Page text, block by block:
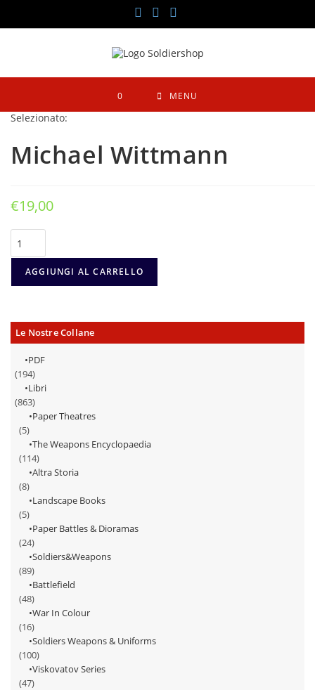
contenuto
0 MENU
Selezionato:
Michael Wittmann
€19,00
Michael
Wittmann
quantità
AGGIUNGI AL CARRELLO
Le Nostre Collane
PDF
(194)
Libri
(863)
Paper Theatres
(5)
The Weapons Encyclopaedia
(114)
Altra Storia
(8)
Landscape Books
(5)
Paper Battles & Dioramas
(24)
Soldiers&Weapons
(89)
Battlefield
(48)
War In Colour
(16)
Soldiers Weapons & Uniforms
(100)
Viskovatov Series
(47)